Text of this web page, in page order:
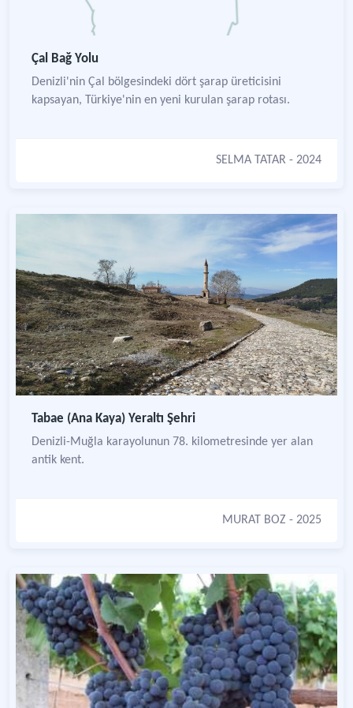
Çal Bağ Yolu
Denizli'nin Çal bölgesindeki dört şarap üreticisini
kapsayan, Türkiye'nin en yeni kurulan şarap rotası.
SELMA TATAR - 2024
Tabae (Ana Kaya) Yeraltı Şehri
Denizli-Muğla karayolunun 78. kilometresinde yer alan
antik kent.
MURAT BOZ - 2025